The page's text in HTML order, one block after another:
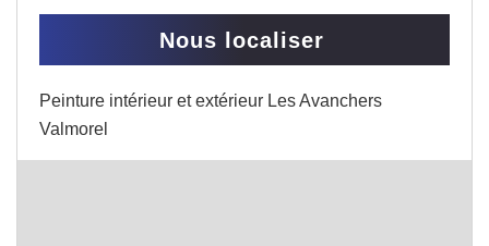
Nous localiser
Peinture intérieur et extérieur Les Avanchers
Valmorel